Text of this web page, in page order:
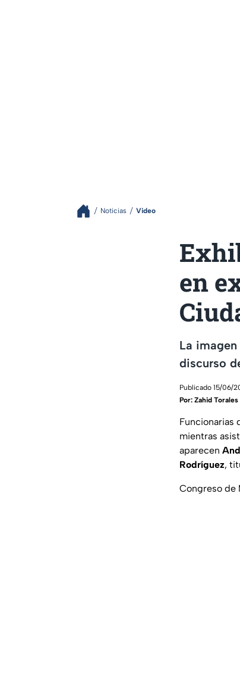
Noticias Video
en
La
discurso
Publicado 15/06/
Por: Zahid Torales
Funcionarias
mientras
aparecen
Rodríguez,
Congreso de